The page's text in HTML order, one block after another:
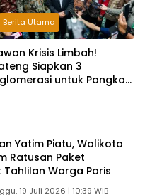
Berita Utama
Krisis Limbah!
Siapkan 3
untuk Pangkas
Yatim Piatu, Walikota
Ratusan Paket
Warga Poris
19 Juli 2026 | 10:39 WIB